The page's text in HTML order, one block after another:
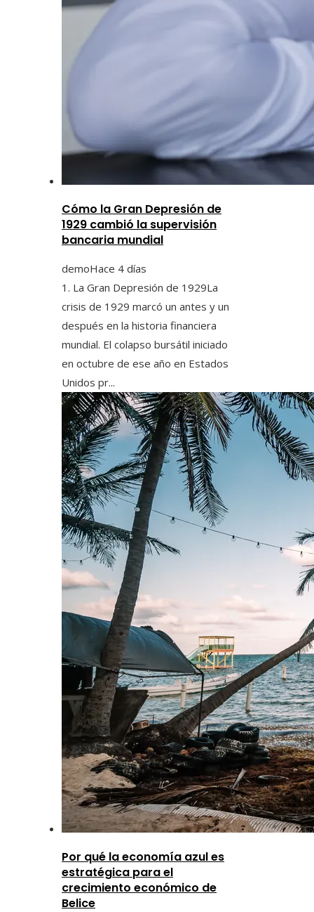
Cómo la Gran Depresión de
1929 cambió la supervisión
bancaria mundial
demoHace 4 días
1. La Gran Depresión de 1929La
crisis de 1929 marcó un antes y un
después en la historia financiera
mundial. El colapso bursátil iniciado
en octubre de ese año en Estados
Unidos pr...
Por qué la economía azul es
estratégica para el
crecimiento económico de
Belice